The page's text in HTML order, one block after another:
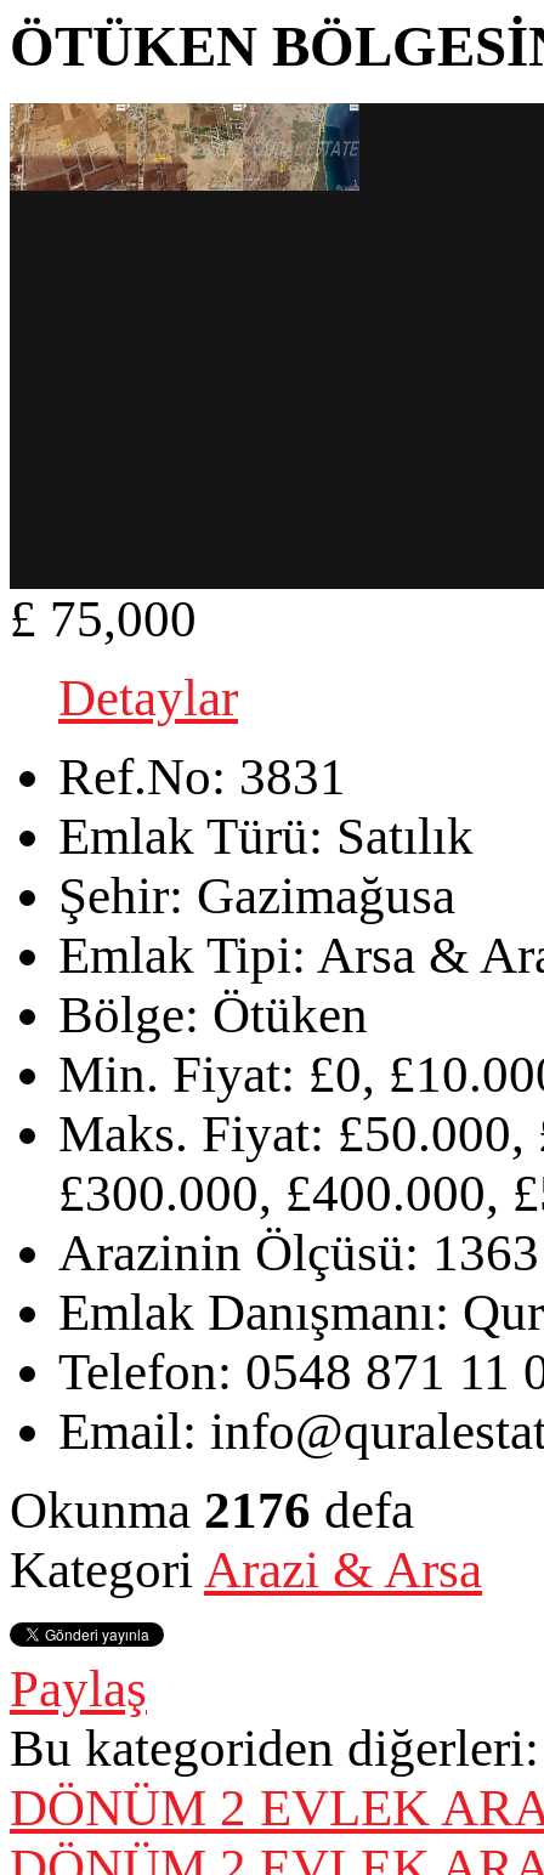
ÖTÜKEN
£ 75,000
Detaylar
Ref.No: 3831
Emlak Türü: Satılık
Şehir: Gazimağusa
Emlak Tipi: Arsa &
Bölge: Ötüken
Min. Fiyat: £0,
Maks. Fiyat: £50.000,
£300.000, £400.000,
Arazinin Ölçüsü:
Emlak Danışmanı:
Telefon: 0548 871 11
Email:
Okunma 2176 defa
Kategori Arazi & Arsa
Paylaş
Bu kategoriden diğerleri:
DÖNÜM 2 EVLEK